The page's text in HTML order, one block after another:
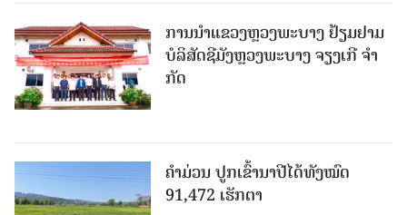
ການນຳແຂວງຫຼວງພະບາງ ຢ້ຽມ​ຢາມ
ບໍ​ລິ​ສັດຊີມັງຫຼວງພະບາງ ຈຽງເກີ ຈໍາ
ກັດ
ຄໍາມ່ວນ ປູກເຂົ້ານາປີໄດ້ທັງໝົດ
91,472 ເຮັກຕາ